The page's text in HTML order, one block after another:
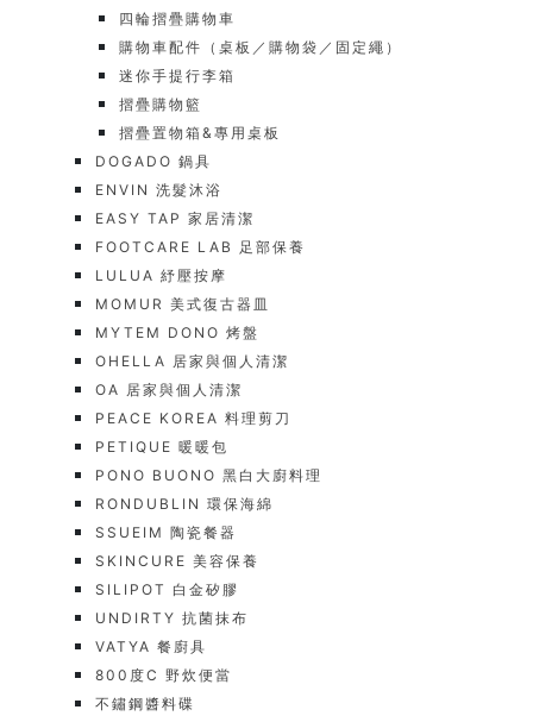
四輪摺疊購物車
購物車配件（桌板／購物袋／固定繩）
迷你手提行李箱
摺疊購物籃
摺疊置物箱&專用桌板
DOGADO 鍋具
ENVIN 洗髮沐浴
EASY TAP 家居清潔
FOOTCARE LAB 足部保養
LULUA 紓壓按摩
MOMUR 美式復古器皿
MYTEM DONO 烤盤
OHELLA 居家與個人清潔
OA 居家與個人清潔
PEACE KOREA 料理剪刀
PETIQUE 暖暖包
PONO BUONO 黑白大廚料理
RONDUBLIN 環保海綿
SSUEIM 陶瓷餐器
SKINCURE 美容保養
SILIPOT 白金矽膠
UNDIRTY 抗菌抹布
VATYA 餐廚具
800度C 野炊便當
不鏽鋼醬料碟